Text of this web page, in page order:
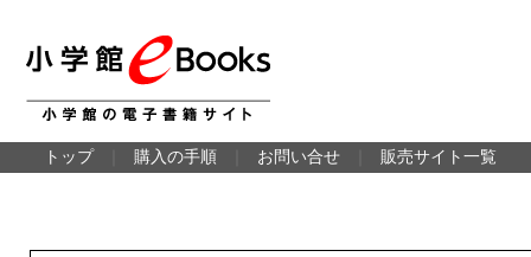
トップ 購入の手順 お問い合せ 販売サイト一覧